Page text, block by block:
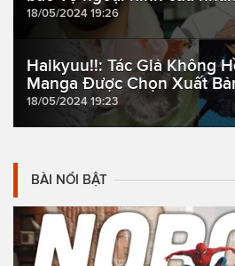
18/05/2024 19:26
Haikyuu!!: Tác Giả Không
Manga Được Chọn Xuất
18/05/2024 19:23
BÀI NỔI BẬT